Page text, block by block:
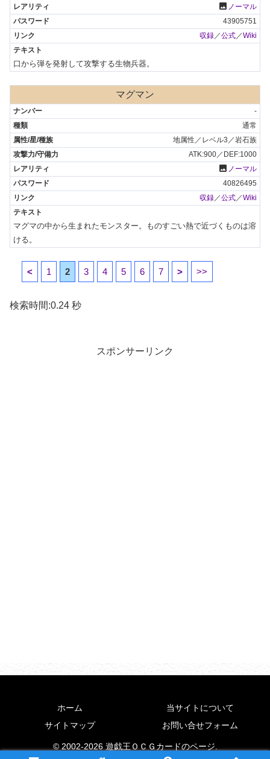
photo ノーマル
43905751
収録 ／公式 ／Wiki
口から弾を発射して攻撃する生物兵器。
マグマン
-
通常
地属性／レベル3／岩石族
ATK:900／DEF:1000
photo ノーマル
40826495
収録／公式／Wiki
マグマの中から生まれたモンスター。ものすごい熱で近づくものは溶
ける。
< 1 2 3 4 5 6 7 > >>
検索時間:0.24 秒
スポンサーリンク
ホーム
当サイトについて
サイトマップ
お問い合せフォーム
© 2002-2026 遊戯王ＯＣＧカードのページ.